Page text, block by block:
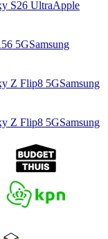
S26 UltraApple
5GSamsung
Z Flip8 5GSamsung
Z Flip8 5GSamsung